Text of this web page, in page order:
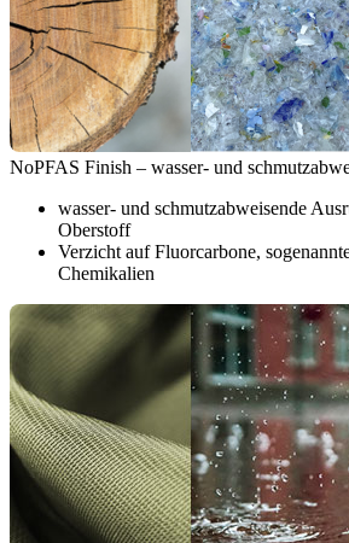
NoPFAS Finish – wasser- und
wasser- und schmutzabweisende
Oberstoff
Verzicht auf Fluorcarbone,
Chemikalien